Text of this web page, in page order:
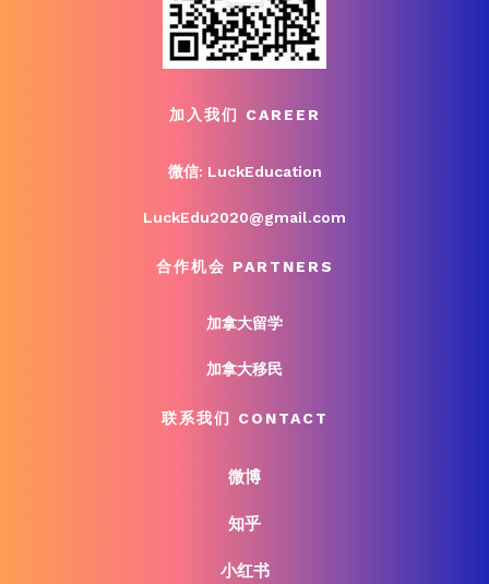
加入我们 CAREER
微信: LuckEducation
LuckEdu2020@gmail.com
合作机会 PARTNERS
加拿大留学
加拿大移民
联系我们 CONTACT
微博
知乎
小红书